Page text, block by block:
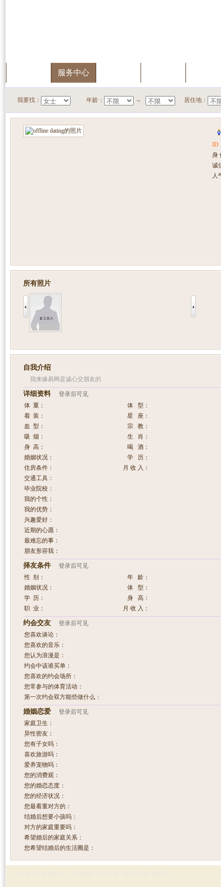
服务中心
我要找： 年龄： ～ 居住地：
ID
身
诚
人
所有照片
自我介绍
我来缘易网是诚心交朋友的
详细资料 登录后可见
体 重：
体 型：
着 装：
星 座：
血 型：
宗 教：
吸 烟：
生 肖：
身 高：
喝 酒：
婚姻状况：
学 历：
住房条件：
月 收 入：
交通工具：
毕业院校：
我的个性：
我的优势：
兴趣爱好：
近期的心愿：
最难忘的事：
朋友形容我：
择友条件 登录后可见
性 别：
年 龄：
婚姻状况：
体 型：
学 历：
身 高：
职 业：
月 收 入：
约会交友 登录后可见
您喜欢谈论：
您喜欢的音乐：
您认为浪漫是：
约会中该谁买单：
您喜欢的约会场所：
您常参与的体育活动：
第一次约会双方能些做什么：
婚姻恋爱 登录后可见
家庭卫生：
异性密友：
您有子女吗：
喜欢旅游吗：
爱养宠物吗：
您的消费观：
您的婚恋态度：
您的经济状况：
您最看重对方的：
结婚后想要小孩吗：
对方的家庭重要吗：
希望婚后的家庭关系：
您希望结婚后的生活圈是：